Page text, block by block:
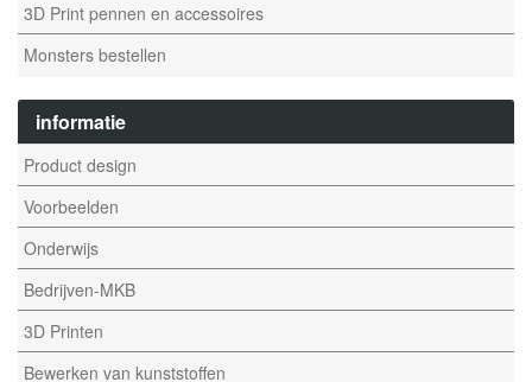
3D Print pennen en accessoires
Monsters bestellen
informatie
Product design
Voorbeelden
Onderwijs
Bedrijven-MKB
3D Printen
Bewerken van kunststoffen